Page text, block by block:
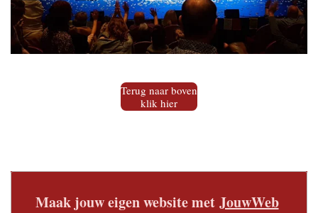
Terug naar boven
klik hier
Maak jouw eigen website met JouwWeb